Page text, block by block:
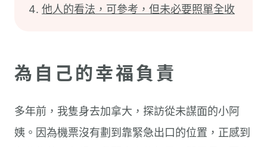
他人的看法，可參考，但未必要照單全收
為自己的幸福負責
多年前，我隻身去加拿大，探訪從未謀面的小阿
姨。因為機票沒有劃到靠緊急出口的位置，正感到